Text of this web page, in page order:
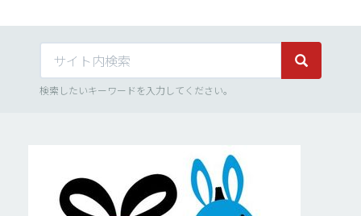
サイト内検索 サイト内
検索したいキーワードを入力してください。